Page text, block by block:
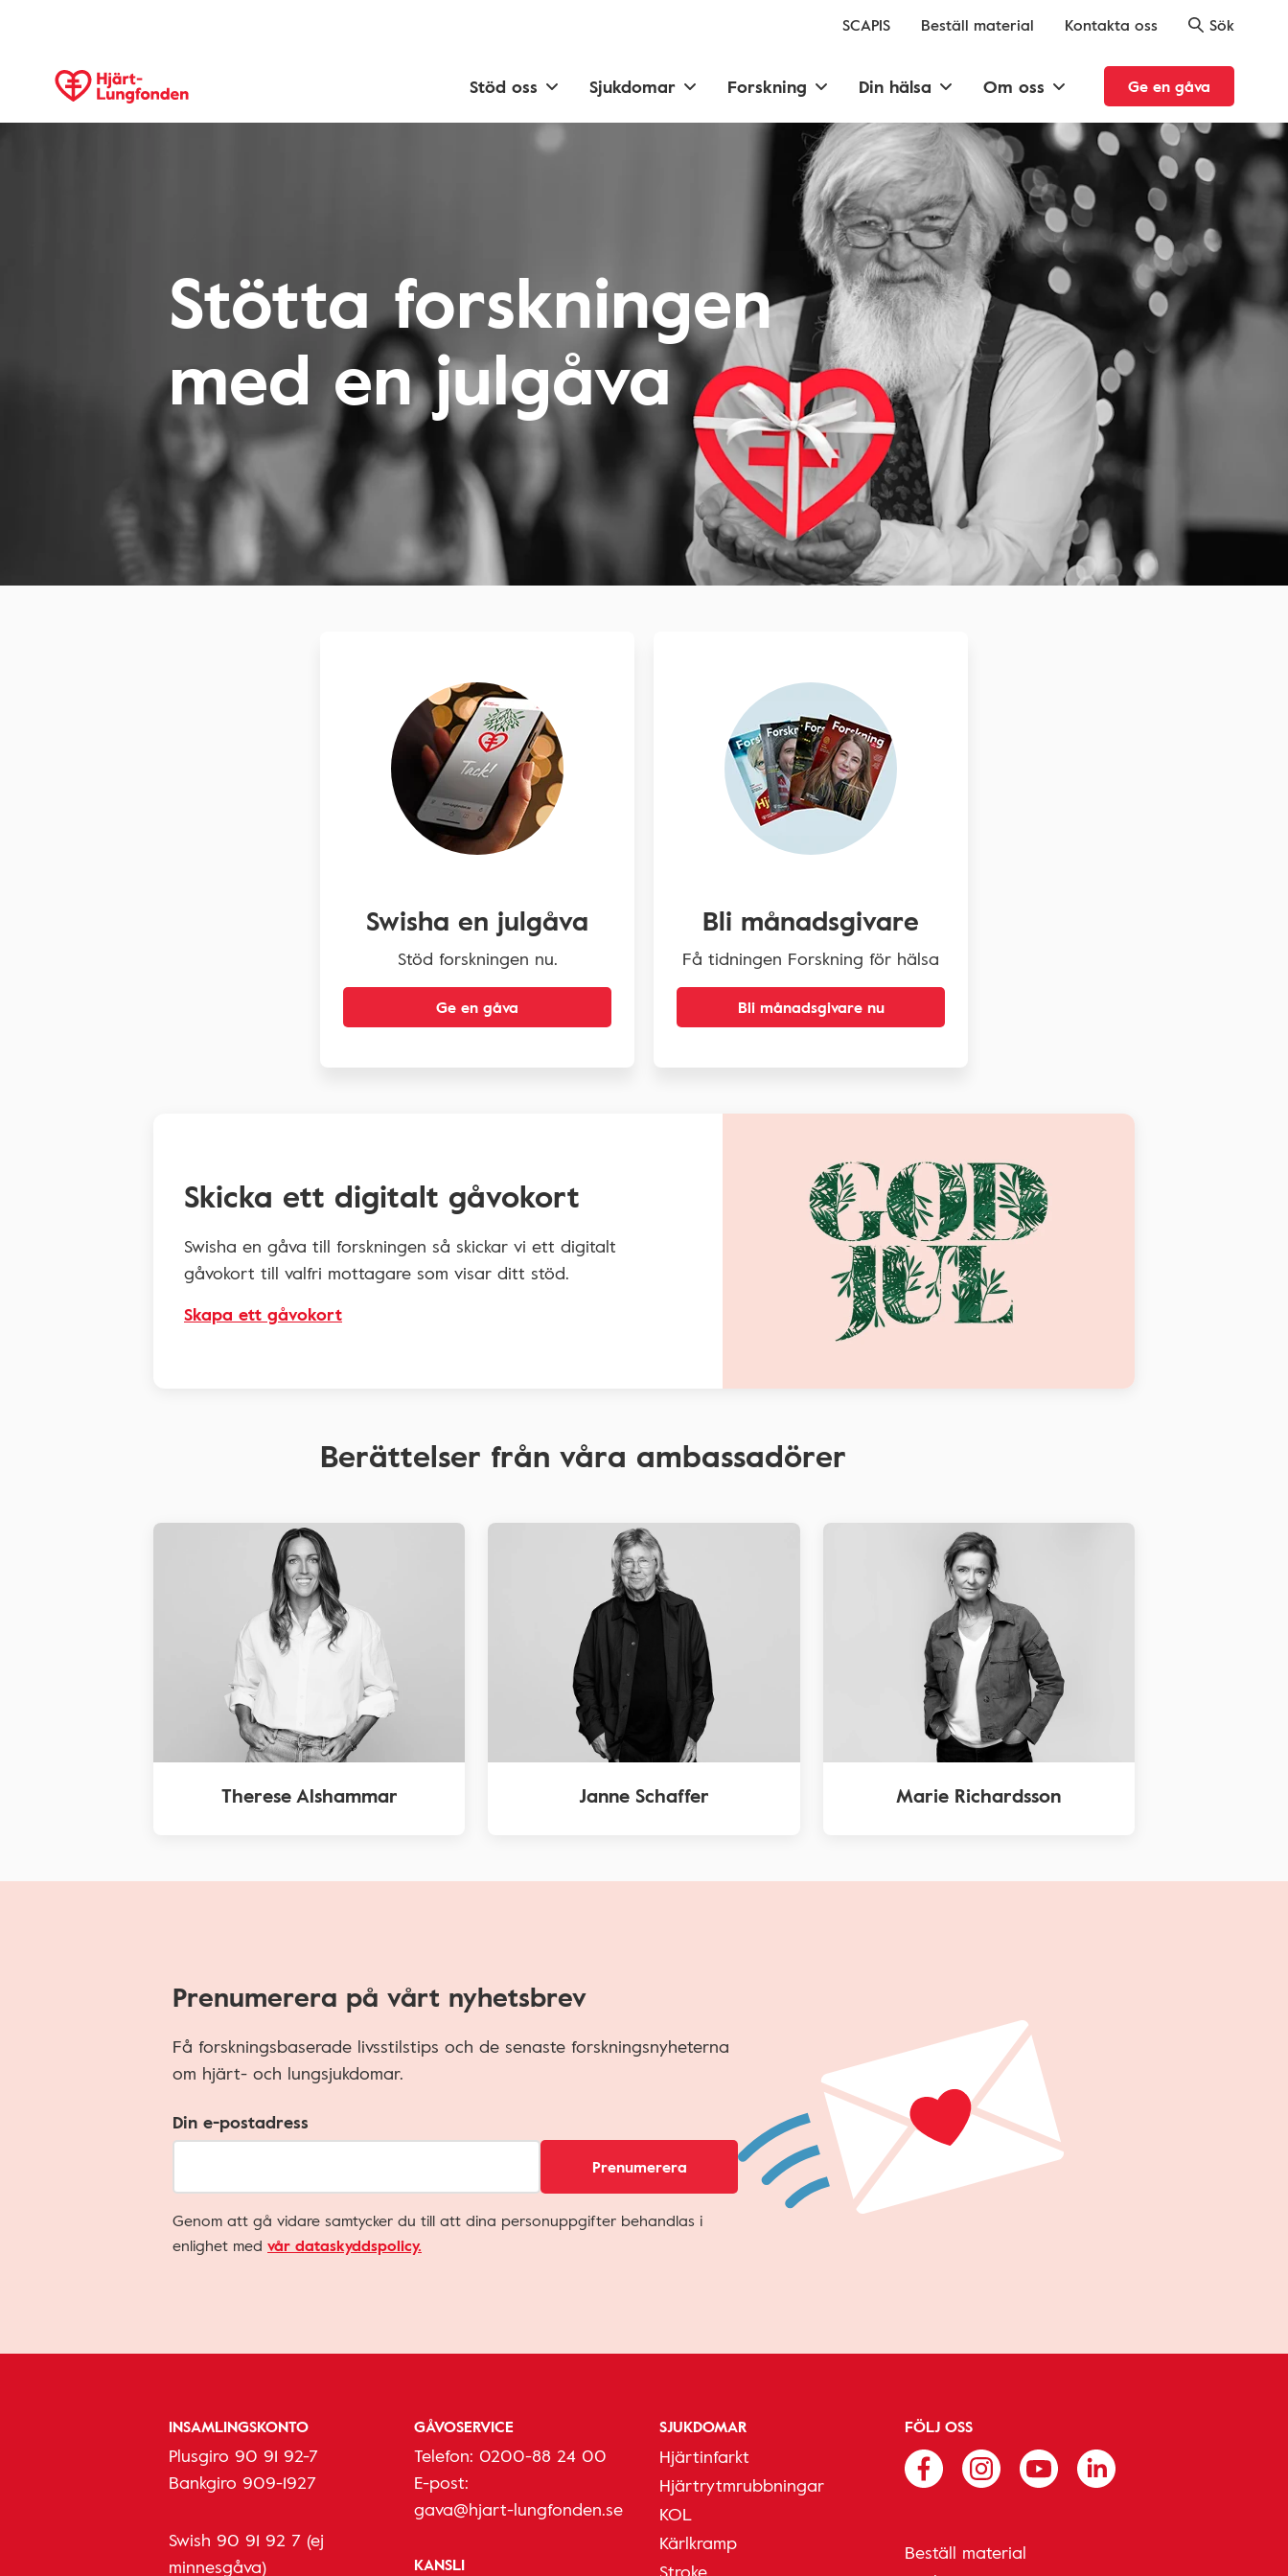
SCAPIS Beställ material Kontakta oss Sök
Stöd oss Sjukdomar Forskning Din hälsa Om oss Ge en gåva
Stötta forskningen
med en julgåva
Swisha en julgåva
Stöd forskningen nu.
Ge en gåva
Bli månadsgivare
Få tidningen Forskning för hälsa
Bli månadsgivare nu
Skicka ett digitalt gåvokort
Swisha en gåva till forskningen så skickar vi ett digitalt
gåvokort till valfri mottagare som visar ditt stöd.
Skapa ett gåvokort
Berättelser från våra ambassadörer
Therese Alshammar Janne Schaffer Marie Richardsson
Prenumerera på vårt nyhetsbrev
Få forskningsbaserade livsstilstips och de senaste forskningsnyheterna
om hjärt- och lungsjukdomar.
Din e-postadress
Prenumerera
Genom att gå vidare samtycker du till att dina personuppgifter behandlas i
enlighet med vår dataskyddspolicy.
INSAMLINGSKONTO
Plusgiro 90 91 92-7
Bankgiro 909-1927
Swish 90 91 92 7 (ej
minnesgåva)
GÅVOSERVICE
Telefon: 0200-88 24 00
E-post:
gava@hjart-lungfonden.se
KANSLI
SJUKDOMAR
Hjärtinfarkt
Hjärtrytmrubbningar
KOL
Kärlkramp
Stroke
FÖLJ OSS
Beställ material